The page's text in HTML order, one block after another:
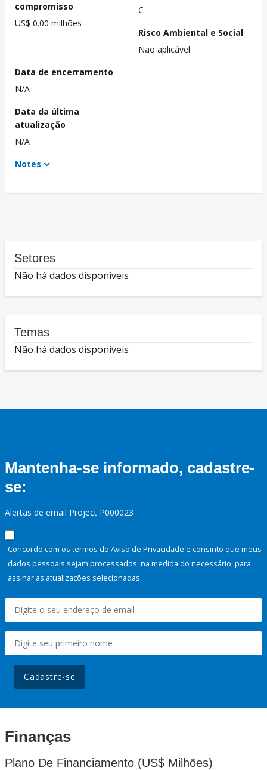
compromisso
US$ 0.00 milhões
C
Risco Ambiental e Social
Não aplicável
Data de encerramento
N/A
Data da última
atualização
N/A
Notes
Setores
Não há dados disponíveis
Temas
Não há dados disponíveis
Mantenha-se informado, cadastre-
se:
Alertas de email Project P000023
Concordo com os termos do Aviso de Privacidade e consinto que meus
dados pessoais sejam processados, na medida do necessário, para
assinar as atualizações selecionadas.
Cadastre-se
Finanças
Plano De Financiamento (US$ Milhões)